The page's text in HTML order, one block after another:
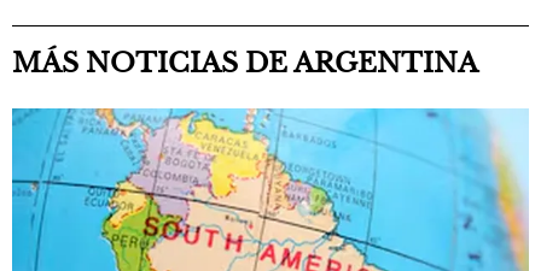
MÁS NOTICIAS DE ARGENTINA